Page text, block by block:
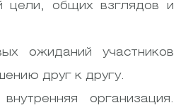
цели, общих взглядов и
ожиданий участников
друг к другу.
организация.